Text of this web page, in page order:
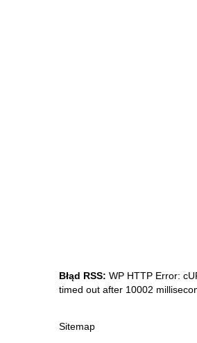
Błąd RSS: WP HTTP Error:
timed out after 10002
Sitemap